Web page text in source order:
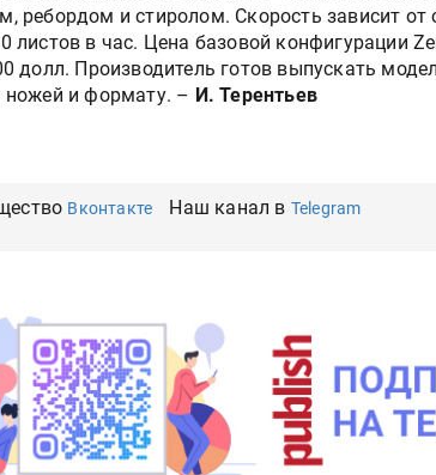
ребордом и стиролом. Скорость зависит
листов в час. Цена базовой конфигурации
долл. Производитель готов выпускать
ножей и формату. – И. Терентьев
Вконтакте Наш канал в Telegram